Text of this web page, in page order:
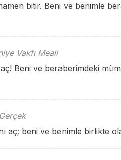
bitir. Beni ve benimle
Vakfı Meali
aç! Beni ve beraberimdeki
aç; beni ve benimle birlikte